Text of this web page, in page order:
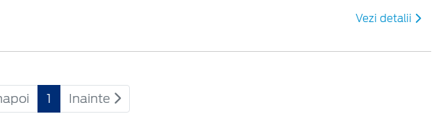
Vezi detalii
1 Inainte